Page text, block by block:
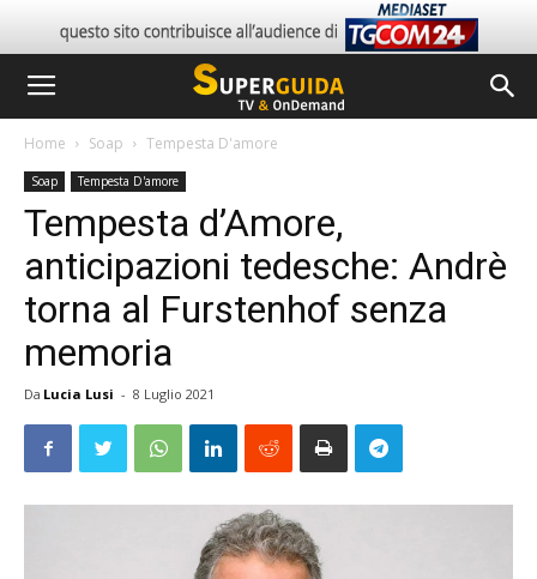
Home Soap Tempesta D'amore
Soap Tempesta D'amore
Tempesta d’Amore,
anticipazioni tedesche: Andrè
torna al Furstenhof senza
memoria
Da Lucia Lusi - 8 Luglio 2021